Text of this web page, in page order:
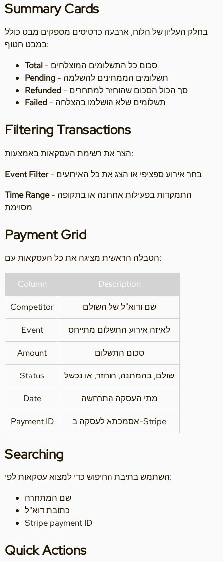
Summary Cards
בחלק העליון של הלוח, ארבעה כרטיסים מספקים מבט כולל
במבט חטוף:
Total
- סכום כל התשלומים המוצלחים
Pending
- תשלומים הממתינים להשלמה
Refunded
- סך הכול הסכום שהוחזר למתחרים
Failed
- תשלומים שלא הושלמו בהצלחה
Filtering Transactions
הצר את רשימת העסקאות באמצעות:
Event Filter
- בחר אירוע ספציפי או הצג את כל האירועים
Time Range- התמקדות בפעילות אחרונה או בתקופה
מסוימת
Payment Grid
הטבלה הראשית מציגה את כל העסקאות עם:
Column Description
Competitor שם ודוא"ל של השולם
Event לאיזה אירוע התשלום מתייחס
Amount סכום התשלום
Status שולם, בהמתנה, הוחזר, או נכשל
Date מתי העסקה התרחשה
Payment ID אסמכתא לעסקה ב-Stripe
Searching
השתמש בתיבת החיפוש כדי למצוא עסקאות לפי:
שם המתחרה
כתובת דוא"ל
Stripe payment ID
Quick Actions